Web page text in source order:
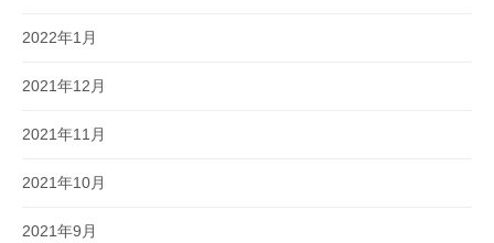
2022年1月
2021年12月
2021年11月
2021年10月
2021年9月